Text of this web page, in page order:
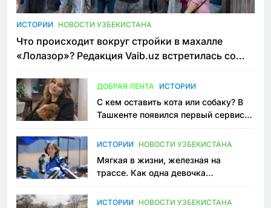
ИСТОРИИ НОВОСТИ УЗБЕКИСТАНА
Что происходит вокруг стройки в махалле
«Лолазор»? Редакция Vaib.uz встретилась со
ДОБРАЯ ЛЕНТА ИСТОРИИ
С кем оставить кота или собаку? В
Ташкенте появился первый сервис
ИСТОРИИ НОВОСТИ УЗБЕКИСТАНА
Мягкая в жизни, железная на
трассе. Как одна девочка
Узбекистане
ИСТОРИИ НОВОСТИ УЗБЕКИСТАНА